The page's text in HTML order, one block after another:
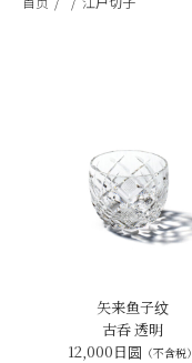
矢来鱼子纹
古呑 透明
12,000日圆 （不含税）